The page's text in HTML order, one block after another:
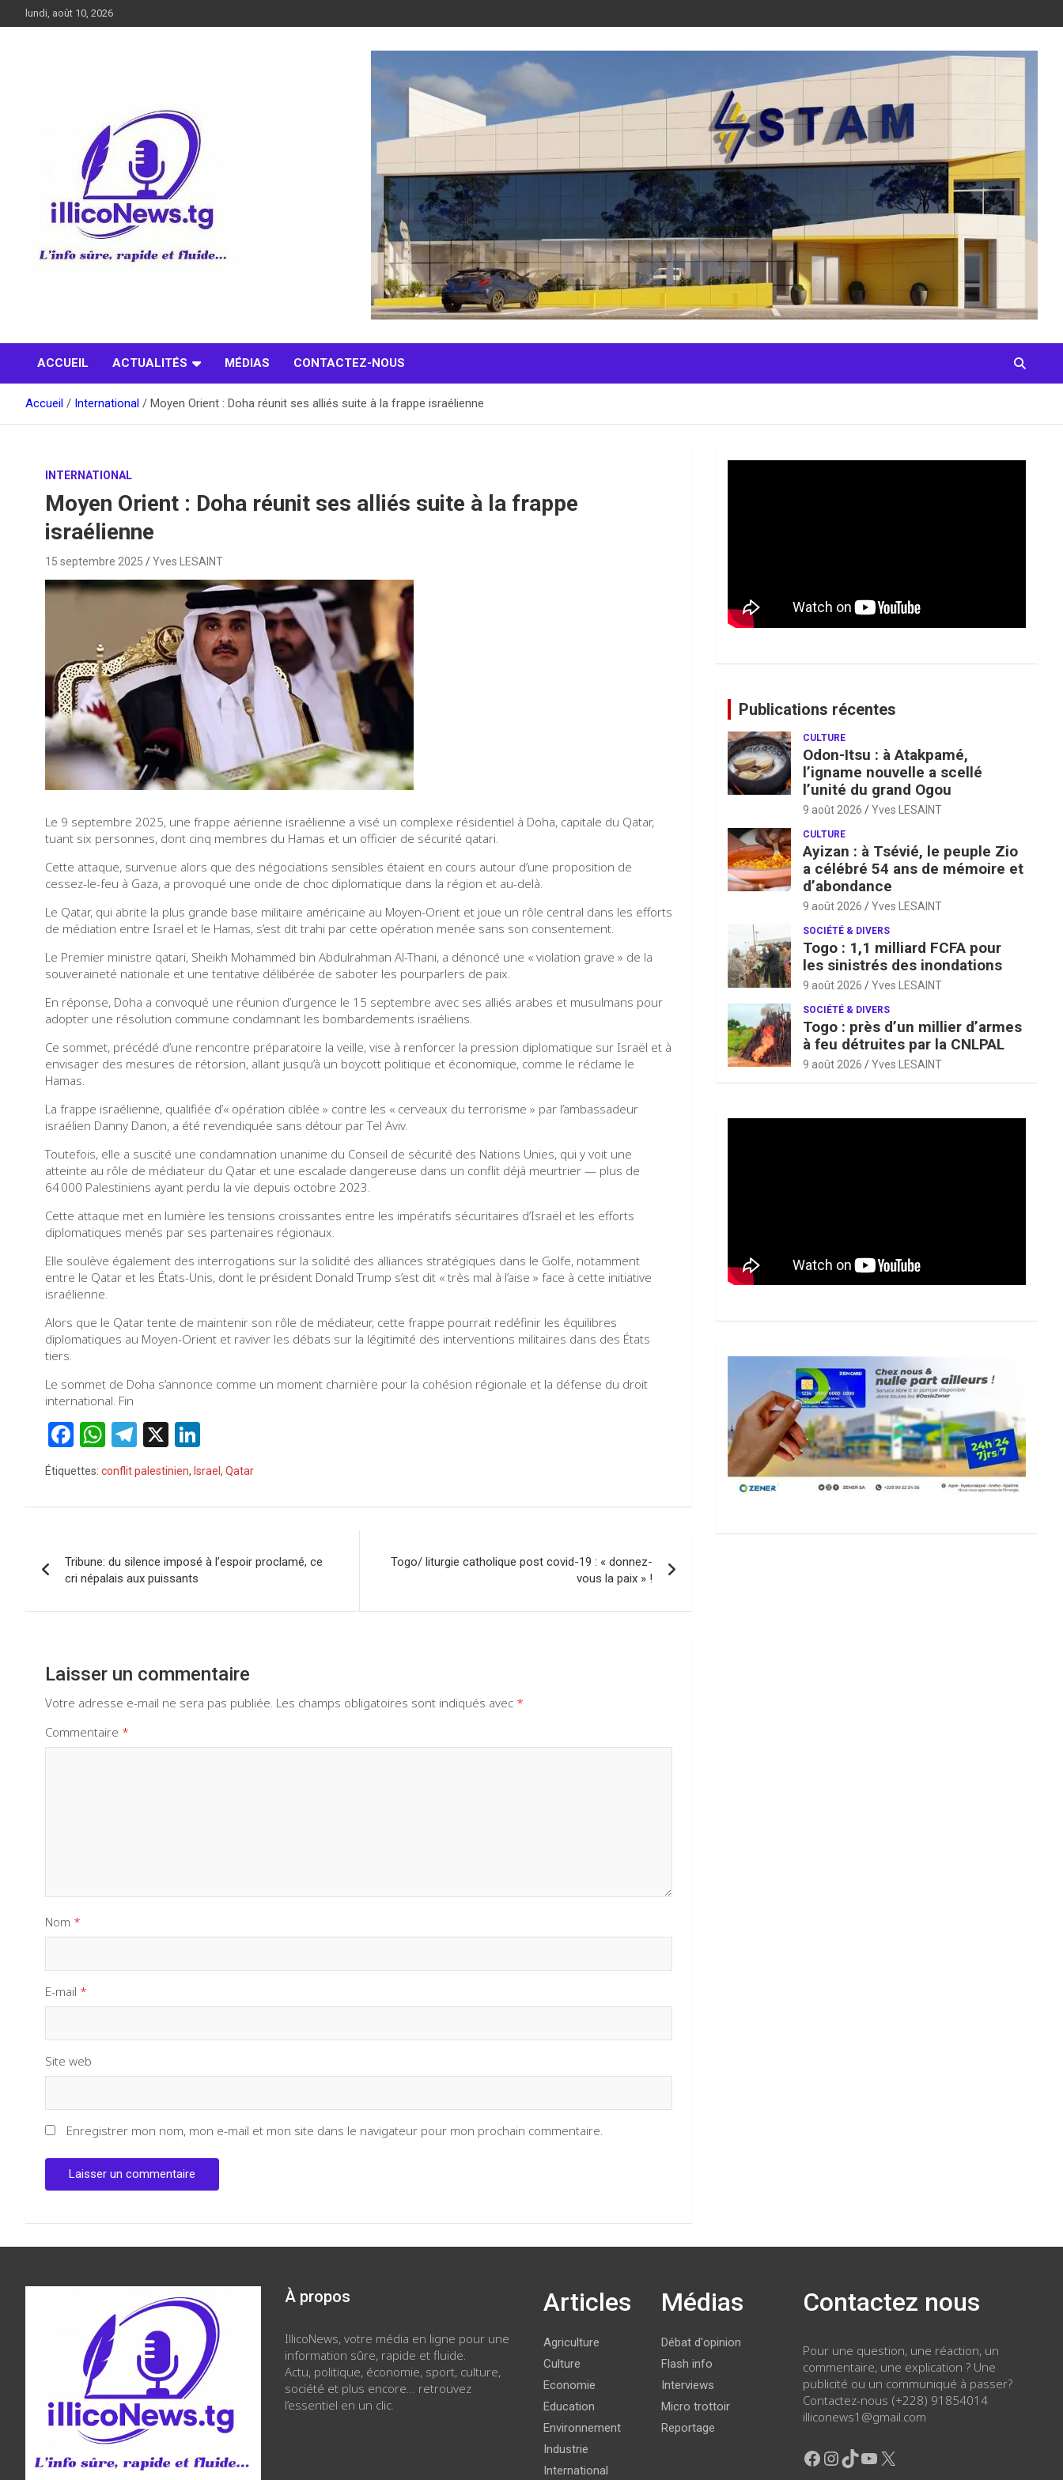
au
lundi, août 10, 2026
ACCUEIL ACTUALITÉS MÉDIAS CONTACTEZ-NOUS
Accueil International Moyen Orient : Doha réunit ses alliés suite à la frappe israélienne
INTERNATIONAL
Moyen Orient : Doha réunit ses alliés suite à la frappe
israélienne
15 septembre 2025 Yves LESAINT
Le 9 septembre 2025, une frappe aérienne israélienne a visé un complexe résidentiel à Doha, capitale du Qatar,
tuant six personnes, dont cinq membres du Hamas et un officier de sécurité qatari.
Cette attaque, survenue alors que des négociations sensibles étaient en cours autour d’une proposition de
cessez-le-feu à Gaza, a provoqué une onde de choc diplomatique dans la région et au-delà.
Le Qatar, qui abrite la plus grande base militaire américaine au Moyen-Orient et joue un rôle central dans les efforts
de médiation entre Israël et le Hamas, s’est dit trahi par cette opération menée sans son consentement.
Le Premier ministre qatari, Sheikh Mohammed bin Abdulrahman Al-Thani, a dénoncé une « violation grave » de la
souveraineté nationale et une tentative délibérée de saboter les pourparlers de paix.
En réponse, Doha a convoqué une réunion d’urgence le 15 septembre avec ses alliés arabes et musulmans pour
adopter une résolution commune condamnant les bombardements israéliens.
Ce sommet, précédé d’une rencontre préparatoire la veille, vise à renforcer la pression diplomatique sur Israël et à
envisager des mesures de rétorsion, allant jusqu’à un boycott politique et économique, comme le réclame le
Hamas.
La frappe israélienne, qualifiée d’« opération ciblée » contre les « cerveaux du terrorisme » par l’ambassadeur
israélien Danny Danon, a été revendiquée sans détour par Tel Aviv.
Toutefois, elle a suscité une condamnation unanime du Conseil de sécurité des Nations Unies, qui y voit une
atteinte au rôle de médiateur du Qatar et une escalade dangereuse dans un conflit déjà meurtrier — plus de
64 000 Palestiniens ayant perdu la vie depuis octobre 2023.
Cette attaque met en lumière les tensions croissantes entre les impératifs sécuritaires d’Israël et les efforts
diplomatiques menés par ses partenaires régionaux.
Elle soulève également des interrogations sur la solidité des alliances stratégiques dans le Golfe, notamment
entre le Qatar et les États-Unis, dont le président Donald Trump s’est dit « très mal à l’aise » face à cette initiative
israélienne.
Alors que le Qatar tente de maintenir son rôle de médiateur, cette frappe pourrait redéfinir les équilibres
diplomatiques au Moyen-Orient et raviver les débats sur la légitimité des interventions militaires dans des États
tiers.
Le sommet de Doha s’annonce comme un moment charnière pour la cohésion régionale et la défense du droit
international. Fin
F
a
ce
b
o
k
W
at
s
p
p
T
el
e
gr
m
X
ke
dI
Étiquettes: conflit palestinien, Israel , Qatar
de
l’article
Tribune: du silence imposé à l’espoir proclamé, ce
cri népalais aux puissants
Togo/ liturgie catholique post covid-19 : « donnez-
vous la paix » !
Laisser un commentaire
Votre adresse e-mail ne sera pas publiée. Les champs obligatoires sont indiqués avec *
Commentaire *
Nom *
E-mail *
Site web
Enregistrer mon nom, mon e-mail et mon site dans le navigateur pour mon prochain commentaire.
Publications récentes
CULTURE
Odon-Itsu : à Atakpamé,
l’igname nouvelle a scellé
l’unité du grand Ogou
9 août 2026 Yves LESAINT
CULTURE
Ayizan : à Tsévié, le peuple Zio
a célébré 54 ans de mémoire et
d’abondance
9 août 2026 Yves LESAINT
SOCIÉTÉ & DIVERS
Togo : 1,1 milliard FCFA pour
les sinistrés des inondations
9 août 2026 Yves LESAINT
SOCIÉTÉ & DIVERS
Togo : près d’un millier d’armes
à feu détruites par la CNLPAL
9 août 2026 Yves LESAINT
À propos
IllicoNews, votre média en ligne pour une
information sûre, rapide et fluide.
Actu, politique, économie, sport, culture,
société et plus encore… retrouvez
l’essentiel en un clic.
Articles
Agriculture
Culture
Economie
Education
Environnement
Industrie
International
Médias
Débat d'opinion
Flash info
Interviews
Micro trottoir
Reportage
Contactez nous
Pour une question, une réaction, un
commentaire, une explication ? Une
publicité ou un communiqué à passer?
Contactez-nous (+228) 91854014
illiconews1@gmail.com
Facebook
Instagram
TikTok
YouTube
X